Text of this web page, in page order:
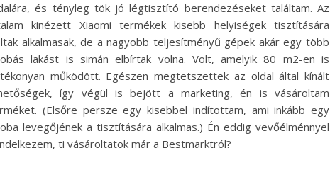
és tényleg tök jó légtisztító berendezéseket találtam. Az
kinézett Xiaomi termékek kisebb helyiségek tisztítására
alkalmasak, de a nagyobb teljesítményű gépek akár egy több
lakást is simán elbírtak volna. Volt, amelyik 80 m2-en is
működött. Egészen megtetszettek az oldal által kínált
így végül is bejött a marketing, én is vásároltam
(Elsőre persze egy kisebbel indítottam, ami inkább egy
levegőjének a tisztítására alkalmas.) Én eddig vevőélménnyel
ti vásároltatok már a Bestmarktról?